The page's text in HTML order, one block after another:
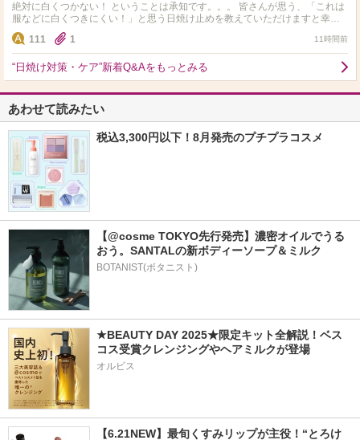
絶対に白くつかない！ ということは承知です。。。 皆さんが思う、「これは
服などに白くつきにくい！」と思う日焼け止めを教えていただけますと幸い
です。 なお、spf50+,PA++++ものが…
111 1 11時間前
“日焼け対策・ケア”新着Q&Aをもっとみる
あわせて読みたい
税込3,300円以下！8月発売のプチプラコスメ
【@cosme TOKYO先行発売】濃密オイルでうる
おう。SANTALの新ボディーソープ＆ミルク
BOTANIST(ボタニスト)
★BEAUTY DAY 2025★限定キット全解説！ベス
コス受賞クレンジングやヘアミルクが登場
オルビス
【6.21NEW】最旬くすみリップが主役！“とろけ